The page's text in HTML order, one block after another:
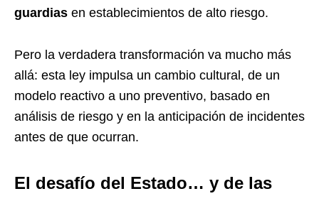
guardias en establecimientos de alto riesgo.
Pero la verdadera transformación va mucho más
allá: esta ley impulsa un cambio cultural, de un
modelo reactivo a uno preventivo, basado en
análisis de riesgo y en la anticipación de incidentes
antes de que ocurran.
El desafío del Estado… y de las